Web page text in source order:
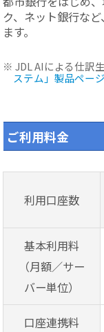
ク、ネット銀行な
ます。
※ JDL AIによる仕訳
ステム」製品ページ
ご利用料金
利用口座数
基本利用料
（月額／サー
バー単位）
口座連携料